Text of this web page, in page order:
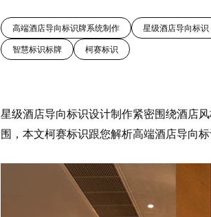
高端酒店导向标识牌系统制作 星级酒店导向标识
智慧标识标牌 柯赛标识
星级酒店导向标识设计制作紧密围绕酒店
围，本文柯赛标识跟您解析高端酒店导向